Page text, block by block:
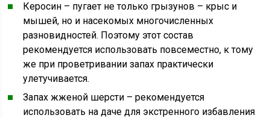
Керосин – пугает не только грызунов – крыс и
мышей, но и насекомых многочисленных
разновидностей. Поэтому этот состав
рекомендуется использовать повсеместно, к тому
же при проветривании запах практически
улетучивается.
Запах жженой шерсти – рекомендуется
использовать на даче для экстренного избавления